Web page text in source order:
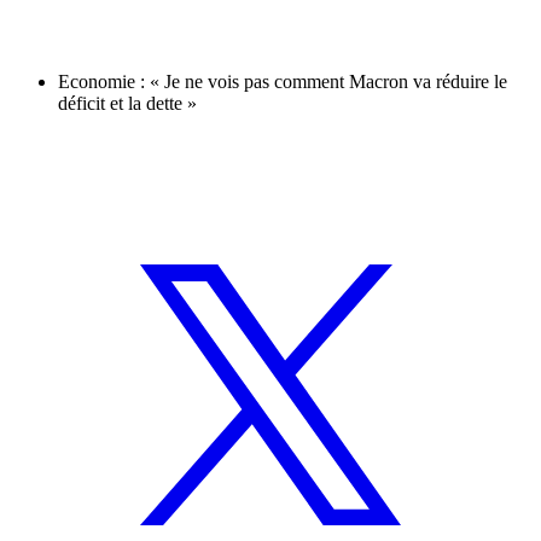
Economie : « Je ne vois pas comment Macron va réduire le
déficit et la dette »